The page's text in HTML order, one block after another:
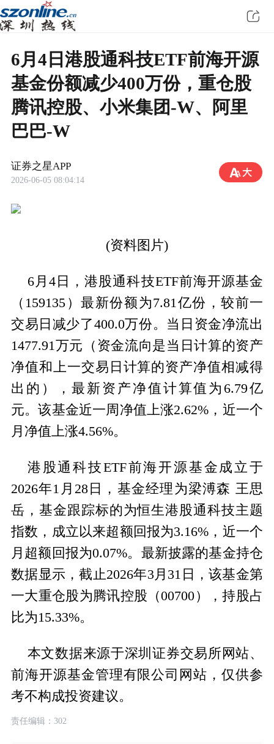
6月4日港股通科技ETF前海开源
基金份额减少400万份，重仓股
腾讯控股、小米集团-W、阿里
巴巴-W
证券之星APP
2026-06-05 08:04:14
(资料图片)
6月4日，港股通科技ETF前海开源基金
（159135）最新份额为7.81亿份，较前一
交易日减少了400.0万份。当日资金净流出
1477.91万元（资金流向是当日计算的资产
净值和上一交易日计算的资产净值相减得
出的），最新资产净值计算值为6.79亿
元。该基金近一周净值上涨2.62%，近一个
月净值上涨4.56%。
港股通科技ETF前海开源基金成立于
2026年1月28日，基金经理为梁溥森 王思
岳，基金跟踪标的为恒生港股通科技主题
指数，成立以来超额回报为3.16%，近一个
月超额回报为0.07%。最新披露的基金持仓
数据显示，截止2026年3月31日，该基金第
一大重仓股为腾讯控股（00700），持股占
比为15.33%。
本文数据来源于深圳证券交易所网站、
前海开源基金管理有限公司网站，仅供参
考不构成投资建议。
责任编辑：302